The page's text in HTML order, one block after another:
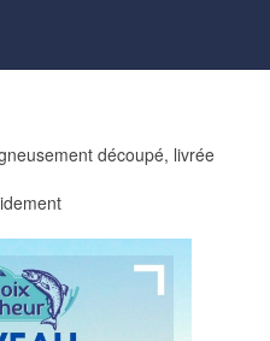
découpé, livrée